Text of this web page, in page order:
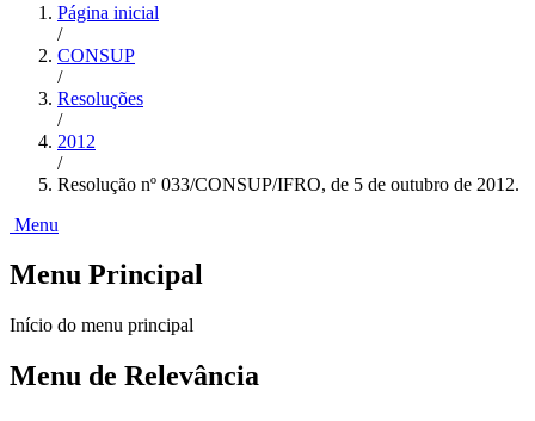
Página inicial
/
CONSUP
/
Resoluções
/
2012
/
Resolução nº 033/CONSUP/IFRO, de 5 de outubro de 2012.
Menu
Menu Principal
Início do menu principal
Menu de Relevância